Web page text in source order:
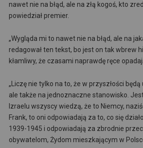
nawet nie na błąd, ale na złą kogoś, kto
powiedział premier.
„Wygląda mi to nawet nie na błąd, ale na
redagował ten tekst, bo jest on tak wbrew
kłamliwy, że czasami naprawdę ręce
„Liczę nie tylko na to, że w przyszłości będą
ale także na jednoznaczne stanowisko.
Izraelu wszyscy wiedzą, że to Niemcy,
Frank, to oni odpowiadają za to, co się
1939-1945 i odpowiadają za zbrodnie
obywatelom, Żydom mieszkającym w